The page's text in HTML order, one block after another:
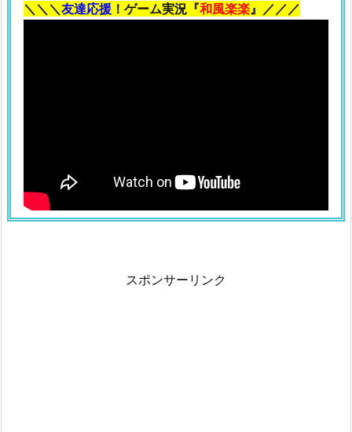
＼＼＼友達応援 ！ゲーム実況『和風楽楽』／／／
スポンサーリンク